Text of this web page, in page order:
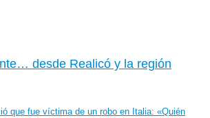
que fue víctima de un robo en Italia: «Quién